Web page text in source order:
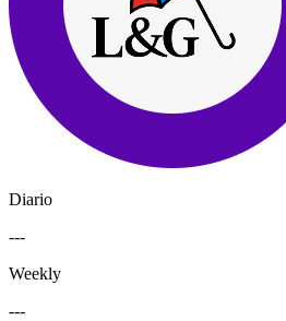
Diario
---
Weekly
---